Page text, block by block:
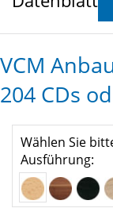
VCM
204 CDs
Wählen Sie
Ausführung: